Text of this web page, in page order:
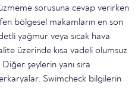
sorusuna cevap verirken
bölgesel makamların en son
yağmur veya sıcak hava
üzerinde kısa vadeli olumsuz
şeylerin yanı sıra
Swimcheck bilgilerin